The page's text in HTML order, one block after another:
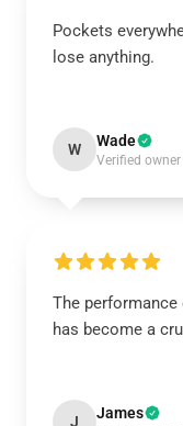
Pockets
lose anything.
W Wade
Verified owner
The
has become a
J James